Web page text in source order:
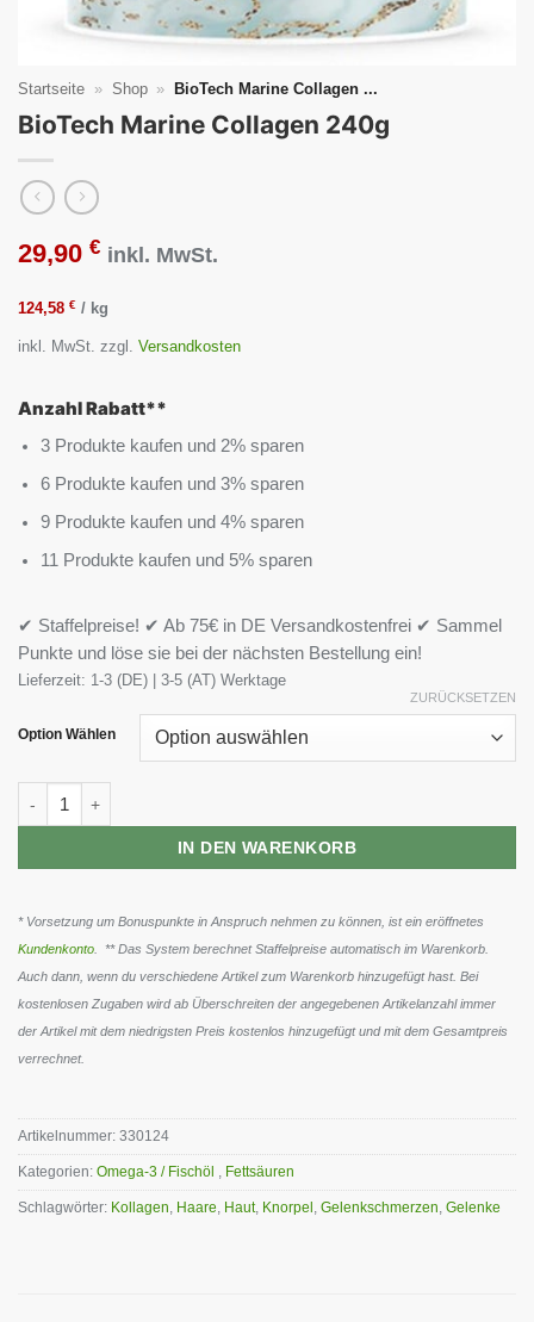
Startseite » Shop » BioTech Marine Collagen ...
BioTech Marine Collagen 240g
29,90 € inkl. MwSt.
124,58 € / kg
inkl. MwSt. zzgl. Versandkosten
Anzahl Rabatt**
3 Produkte kaufen und 2% sparen
6 Produkte kaufen und 3% sparen
9 Produkte kaufen und 4% sparen
11 Produkte kaufen und 5% sparen
✔ Staffelpreise! ✔ Ab 75€ in DE Versandkostenfrei ✔ Sammel
Punkte und löse sie bei der nächsten Bestellung ein!
Lieferzeit: 1-3 (DE) | 3-5 (AT) Werktage
Option Wählen
ZURÜCKSETZEN
IN DEN WARENKORB
* Vorsetzung um Bonuspunkte in Anspruch nehmen zu können, ist ein eröffnetes
Kundenkonto . ** Das System berechnet Staffelpreise automatisch im Warenkorb.
Auch dann, wenn du verschiedene Artikel zum Warenkorb hinzugefügt hast. Bei
kostenlosen Zugaben wird ab Überschreiten der angegebenen Artikelanzahl immer
der Artikel mit dem niedrigsten Preis kostenlos hinzugefügt und mit dem Gesamtpreis
verrechnet.
Artikelnummer: 330124
Kategorien: Omega-3 / Fischöl , Fettsäuren
Schlagwörter: Kollagen, Haare, Haut, Knorpel , Gelenkschmerzen, Gelenke